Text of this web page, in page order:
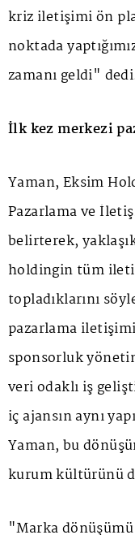
kriz iletişimi ön
noktada
zamanı geldi"
İlk kez merkezi
Yaman, Eksim
Pazarlama ve
belirterek,
holdingin tüm
topladıklarını
pazarlama
sponsorluk
veri odaklı iş
iç ajansın aynı
Yaman, bu
kurum kültürünü
"Marka